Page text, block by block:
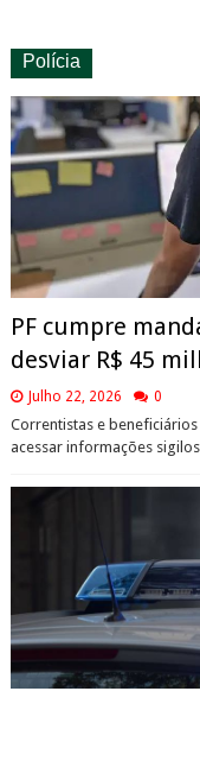
Polícia
PF cumpre
desviar R$ 45
Julho 22, 2026 0
Correntistas e
acessar informações